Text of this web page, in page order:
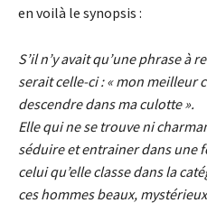
en voilà le synopsis :
S’il n’y avait qu’une phrase à
serait celle-ci : « mon
descendre dans ma culotte ».
Elle qui ne se trouve ni
séduire et entrainer dans une
celui qu’elle classe dans la
ces hommes beaux,